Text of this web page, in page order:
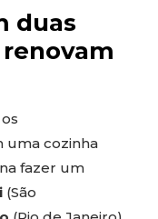
duas
renovam
uma cozinha
fazer um
(São